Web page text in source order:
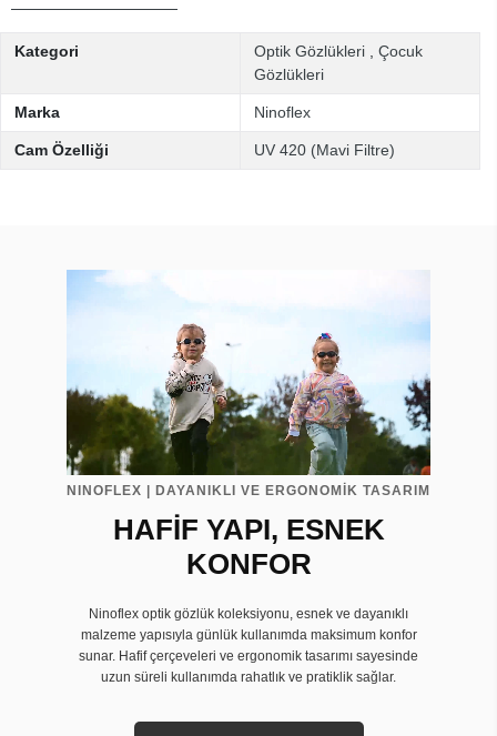
Kategori Optik Gözlükleri
Çocuk
Gözlükleri
Marka Ninoflex
Cam Özelliği UV 420 (Mavi Filtre)
NINOFLEX | DAYANIKLI VE ERGONOMİK TASARIM
HAFİF YAPI, ESNEK
KONFOR
Ninoflex optik gözlük koleksiyonu, esnek ve dayanıklı
malzeme yapısıyla günlük kullanımda maksimum konfor
sunar. Hafif çerçeveleri ve ergonomik tasarımı sayesinde
uzun süreli kullanımda rahatlık ve pratiklik sağlar.